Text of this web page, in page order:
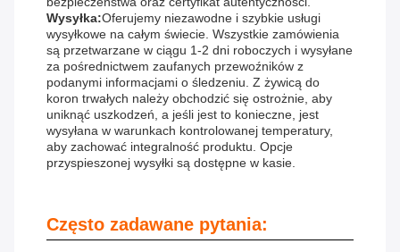
Wysyłka:Oferujemy niezawodne i szybkie usługi
wysyłkowe na całym świecie. Wszystkie zamówienia
są przetwarzane w ciągu 1-2 dni roboczych i wysyłane
za pośrednictwem zaufanych przewoźników z
podanymi informacjami o śledzeniu. Z żywicą do
koron trwałych należy obchodzić się ostrożnie, aby
uniknąć uszkodzeń, a jeśli jest to konieczne, jest
wysyłana w warunkach kontrolowanej temperatury,
aby zachować integralność produktu. Opcje
przyspieszonej wysyłki są dostępne w kasie.
Często zadawane pytania: